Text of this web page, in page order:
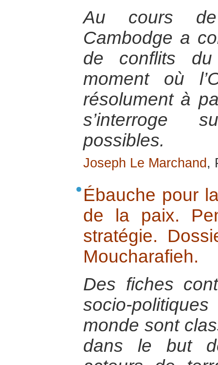
Au cours
Cambodge a
de conflits
moment où
résolument à
s’interroge
possibles.
Joseph Le Marchand ,
Ébauche pour
de la paix.
stratégie.
Moucharafieh.
Des fiches
socio-
monde sont
dans le but